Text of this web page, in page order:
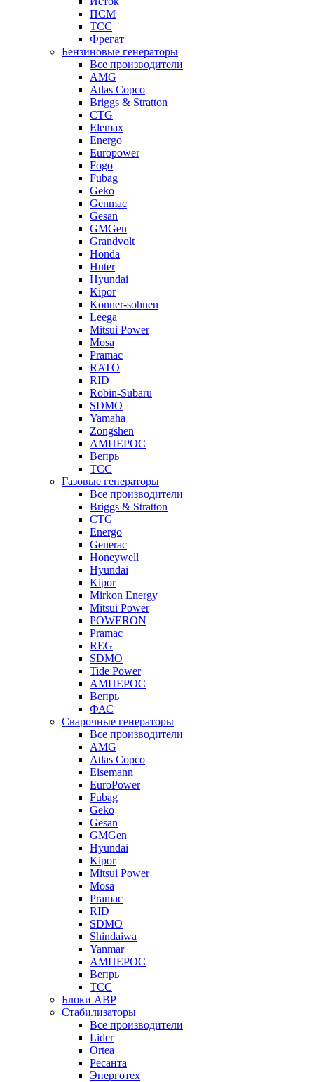
ПСМ
ТСС
Фрегат
Бензиновые генераторы
Все производители
AMG
Atlas Copco
Briggs & Stratton
CTG
Elemax
Energo
Europower
Fogo
Fubag
Geko
Genmac
Gesan
GMGen
Grandvolt
Honda
Huter
Hyundai
Kipor
Konner-sohnen
Leega
Mitsui Power
Mosa
Pramac
RATO
RID
Robin-Subaru
SDMO
Yamaha
Zongshen
АМПЕРОС
Вепрь
ТСС
Газовые генераторы
Все производители
Briggs & Stratton
CTG
Energo
Generac
Honeywell
Hyundai
Kipor
Mirkon Energy
Mitsui Power
POWERON
Pramac
REG
SDMO
Tide Power
АМПЕРОС
Вепрь
ФАС
Сварочные генераторы
Все производители
AMG
Atlas Copco
Eisemann
EuroPower
Fubag
Geko
Gesan
GMGen
Hyundai
Kipor
Mitsui Power
Mosa
Pramac
RID
SDMO
Shindaiwa
Yanmar
АМПЕРОС
Вепрь
ТСС
Блоки АВР
Стабилизаторы
Все производители
Lider
Ortea
Ресанта
Энерготех